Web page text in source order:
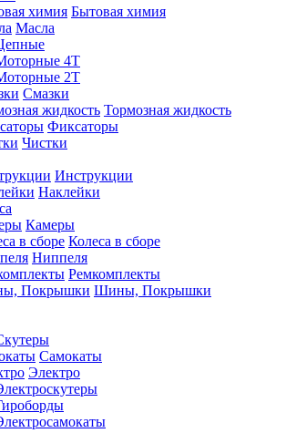
Бытовая химия
Масла
4Т
2Т
Смазки
Тормозная жидкость
Фиксаторы
Чистки
Инструкции
Наклейки
Камеры
Колеса в сборе
Ниппеля
Ремкомплекты
Шины, Покрышки
Самокаты
Электро